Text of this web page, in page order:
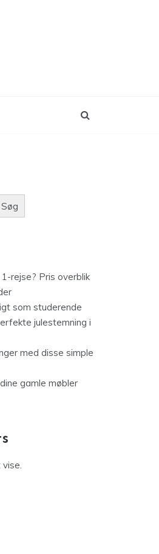
Søg
rejse? Pris overblik
som studerende
julestemning i
med disse simple
gamle møbler